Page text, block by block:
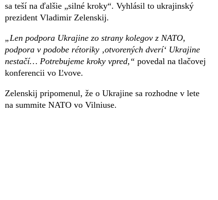
sa teší na ďalšie „silné kroky“. Vyhlásil to ukrajinský
prezident Vladimir Zelenskij.
„Len podpora Ukrajine zo strany kolegov z NATO,
podpora v podobe rétoriky ‚otvorených dverí‘ Ukrajine
nestačí… Potrebujeme kroky vpred,“ povedal na tlačovej
konferencii vo Ľvove.
Zelenskij pripomenul, že o Ukrajine sa rozhodne v lete
na summite NATO vo Vilniuse.